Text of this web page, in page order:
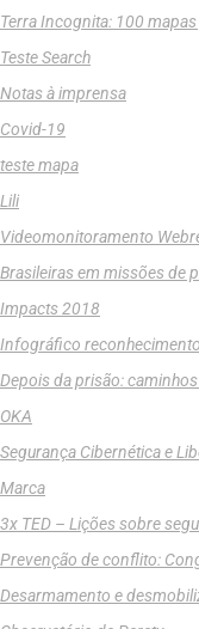
Terra Incognita: 100
Teste Search
Notas à imprensa
Covid-19
teste mapa
Lili
Videomonitoramento
Brasileiras em missões de
Impacts 2018
Infográfico
Depois da prisão:
OKA
Segurança Cibernética e
Marca
3x TED – Lições sobre
Prevenção de conflito:
Desarmamento e